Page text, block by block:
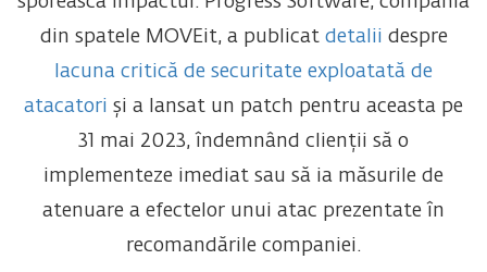
din spatele MOVEit, a publicat detalii despre
lacuna critică de securitate exploatată de
atacatori și a lansat un patch pentru aceasta pe
31 mai 2023, îndemnând clienții să o
implementeze imediat sau să ia măsurile de
atenuare a efectelor unui atac prezentate în
recomandările companiei.